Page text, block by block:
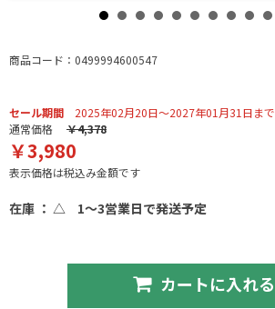
商品コード：0499994600547
セール期間 2025年02月20日～2027年01月31日まで
通常価格 ￥4,378
￥3,980
表示価格は税込み金額です
在庫 ： △ 1～3営業日で発送予定
カートに入れる